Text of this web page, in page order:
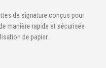
de signature conçus pour
manière rapide et sécurisée
de papier.